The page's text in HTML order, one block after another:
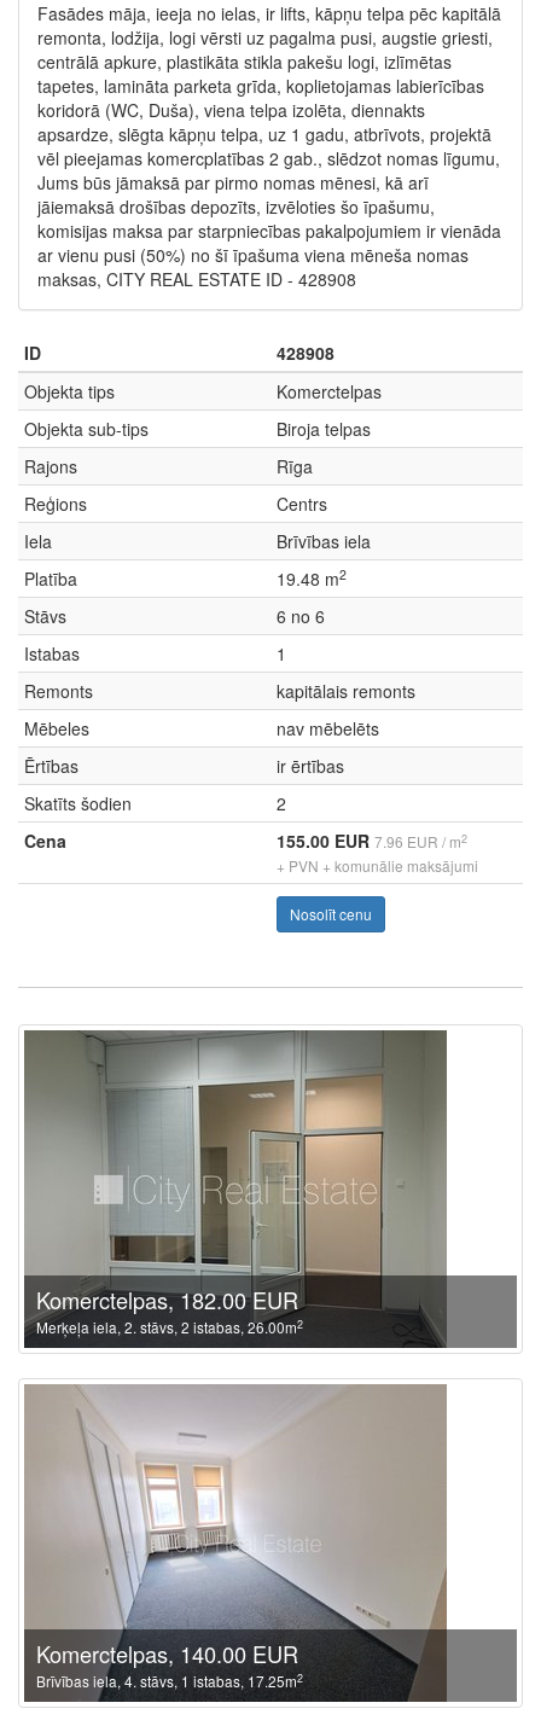
Fasādes māja, ieeja no ielas, ir lifts, kāpņu telpa pēc kapitālā
remonta, lodžija, logi vērsti uz pagalma pusi, augstie griesti,
centrālā apkure, plastikāta stikla pakešu logi, izlīmētas
tapetes, lamināta parketa grīda, koplietojamas labierīcības
koridorā (WC, Duša), viena telpa izolēta, diennakts
apsardze, slēgta kāpņu telpa, uz 1 gadu, atbrīvots, projektā
vēl pieejamas komercplatības 2 gab., slēdzot nomas līgumu,
Jums būs jāmaksā par pirmo nomas mēnesi, kā arī
jāiemaksā drošības depozīts, izvēloties šo īpašumu,
komisijas maksa par starpniecības pakalpojumiem ir vienāda
ar vienu pusi (50%) no šī īpašuma viena mēneša nomas
maksas, CITY REAL ESTATE ID - 428908
ID
428908
Objekta tips
Komerctelpas
Objekta sub-tips
Biroja telpas
Rajons
Rīga
Reģions
Centrs
Iela
Brīvības iela
Platība
19.48 m2
Stāvs
6 no 6
Istabas
1
Remonts
kapitālais remonts
Mēbeles
nav mēbelēts
Ērtības
ir ērtības
Skatīts šodien
2
Cena
155.00 EUR 7.96 EUR / m2
+ PVN + komunālie maksājumi
Nosolīt cenu
Komerctelpas, 182.00 EUR
Merķeļa iela, 2. stāvs, 2 istabas, 26.00m2
Komerctelpas, 140.00 EUR
Brīvības iela, 4. stāvs, 1 istabas, 17.25m2